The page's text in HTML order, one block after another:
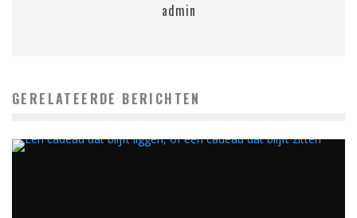
admin
GERELATEERDE BERICHTEN